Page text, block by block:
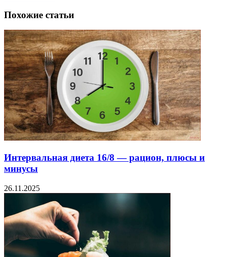
Похожие статьи
Интервальная диета 16/8 — рацион, плюсы и
минусы
26.11.2025